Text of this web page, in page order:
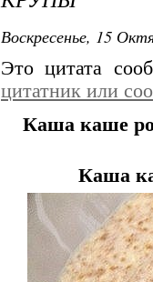
Воскресенье, 15
Это цитата
цитатник или
Каша каше
Каша